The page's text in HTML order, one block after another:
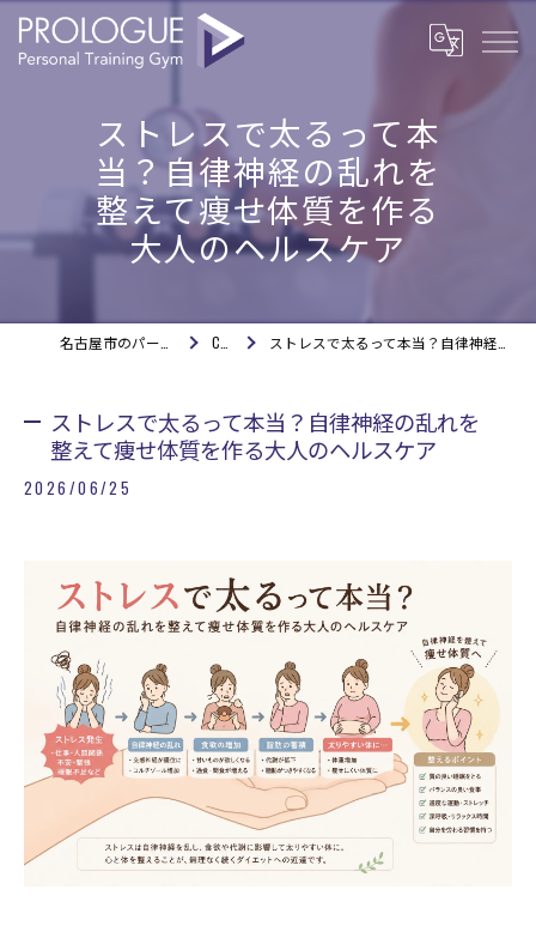
ストレスで太るって本
当？自律神経の乱れを
整えて痩せ体質を作る
大人のヘルスケア
COLUMN ストレスで太るって本当？自律神経の乱れを整えて痩せ体質を作る大人のヘルスケア
ストレスで太るって本当？自律神経の乱れを
整えて痩せ体質を作る大人のヘルスケア
2026/06/25